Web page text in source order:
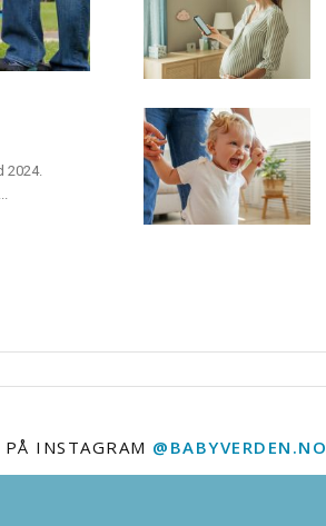
2024.
INSTAGRAM @BABYVERDEN.NO